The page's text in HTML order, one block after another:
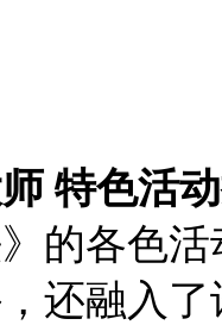
特色活
》的各色
还融入